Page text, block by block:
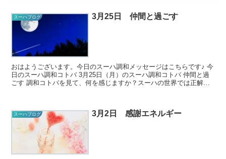
スーハブログ 3月25日 仲間と過ごす
おはようございます。今日のスーハ調和メッセージはこちらです♪ 今
日のスーハ調和コトバ 3月25日（月）のスーハ調和コトバ 仲間と過
ごす 調和コトバを見て、何を感じますか？スーハの世界では正解が
スーハブログ 3月2日 感謝エネルギー